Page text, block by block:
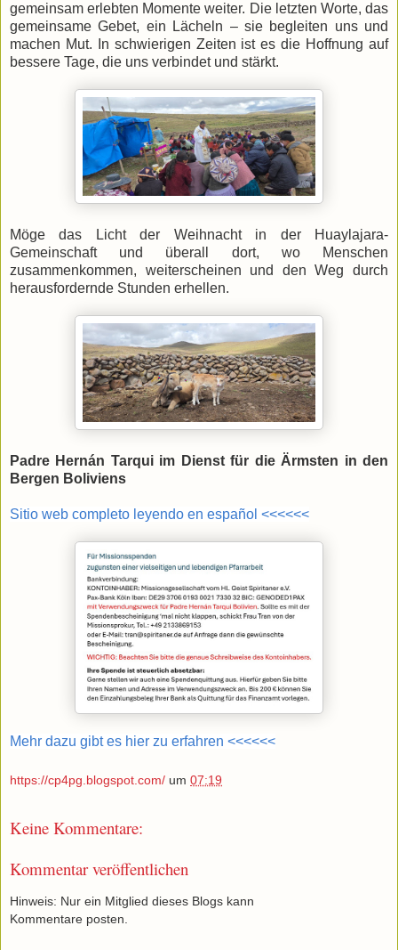
gemeinsam erlebten Momente weiter. Die letzten Worte, das
gemeinsame Gebet, ein Lächeln – sie begleiten uns und
machen Mut. In schwierigen Zeiten ist es die Hoffnung auf
bessere Tage, die uns verbindet und stärkt.
Möge das Licht der Weihnacht in der Huaylajara-
Gemeinschaft und überall dort, wo Menschen
zusammenkommen, weiterscheinen und den Weg durch
herausfordernde Stunden erhellen.
Padre Hernán Tarqui im Dienst für die Ärmsten in den
Bergen Boliviens
Sitio web completo leyendo en español <<<<<<
Mehr dazu gibt es hier zu erfahren <<<<<<
https://cp4pg.blogspot.com/ um 07:19
Keine Kommentare:
Kommentar veröffentlichen
Hinweis: Nur ein Mitglied dieses Blogs kann
Kommentare posten.